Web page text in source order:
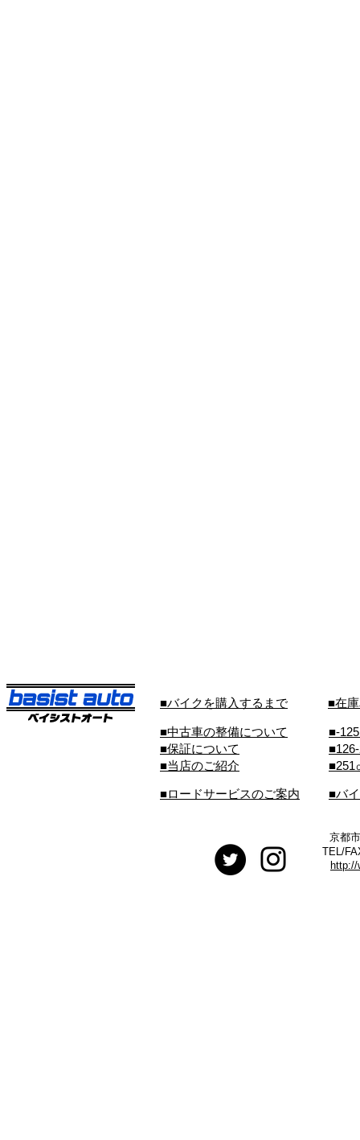
■バイクを購入するまで ■在
■中古車の整備について
■保証について
■当店のご紹介
■-
■251
■ロードサービスのご案内 ■バ
京都
TEL/